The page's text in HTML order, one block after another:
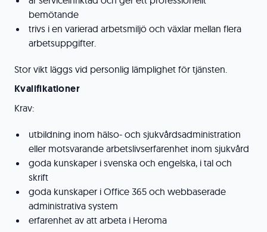
bemötande
trivs i en varierad arbetsmiljö och växlar mellan flera
arbetsuppgifter.
Stor vikt läggs vid personlig lämplighet för tjänsten.
Kvalifikationer
Krav:
utbildning inom hälso- och sjukvårdsadministration
eller motsvarande arbetslivserfarenhet inom sjukvård
goda kunskaper i svenska och engelska, i tal och
skrift
goda kunskaper i Office 365 och webbaserade
administrativa system
erfarenhet av att arbeta i Heroma